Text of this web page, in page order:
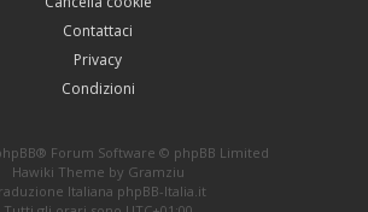
Contattaci
Privacy
Condizioni
® Forum Software © phpBB Limited
Hawiki Theme by Gramziu
Italiana phpBB-Italia.it